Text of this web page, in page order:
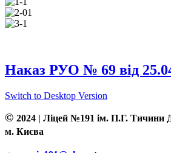
Наказ РУО № 69 від
Switch to Desktop Version
© 2024 | Ліцей №191 ім. П.Г. Тичини
м. Києва